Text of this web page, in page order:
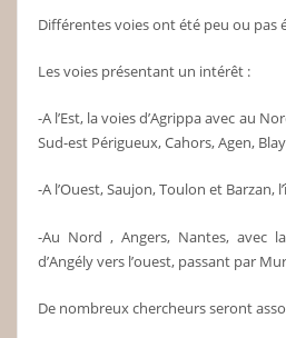
Différentes voies ont été peu ou pas
Les voies présentant un intérêt :
-A l’Est, la voies d’Agrippa avec au
Sud-est Périgueux, Cahors, Agen,
-A l’Ouest, Saujon, Toulon et Barzan,
-Au Nord , Angers, Nantes, avec
d’Angély vers l’ouest, passant par
De nombreux chercheurs seront